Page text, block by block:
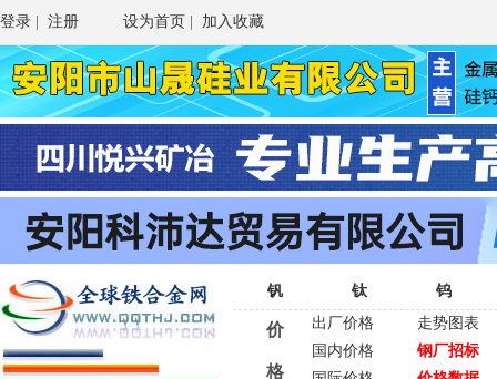
登录 注册 设为首页 加入收藏
钒 钛 钨
价
格
出厂价格
走势图表
国内价格
钢厂招标